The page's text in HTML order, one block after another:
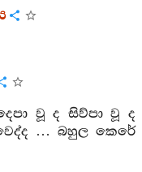
වූ ද සිව්පා වූ ද
… බහුල කෙරේ